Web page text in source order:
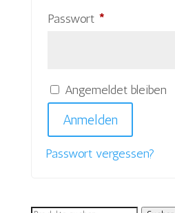
Passwort *Erforderlich
Angemeldet bleiben
Anmelden
Passwort vergessen?